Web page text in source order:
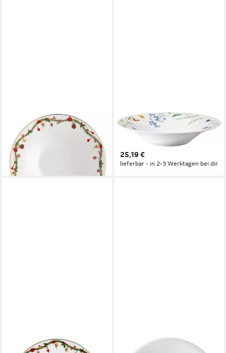
HUTSCHENREUTHER
Suppenteller Nora Christmas
Teller tief 24 cm, Teller Tief
ab 25,87 €
lieferbar - in 2-3 Werktagen bei dir
HUTSCHENREUTHER
Suppenteller Nora Vibes
Teller tief 24 cm, Teller Tief
25,19 €
lieferbar - in 2-3 Werktagen bei dir
HUTSCHENREUTHER HUTSCHENREUTHER